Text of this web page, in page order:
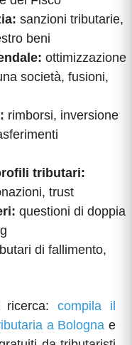
sanzioni tributarie,
beni
ottimizzazione
società, fusioni,
rimborsi, inversione
tributari:
trust
questioni di doppia
di fallimento,
ricerca: compila il
a Bologna e